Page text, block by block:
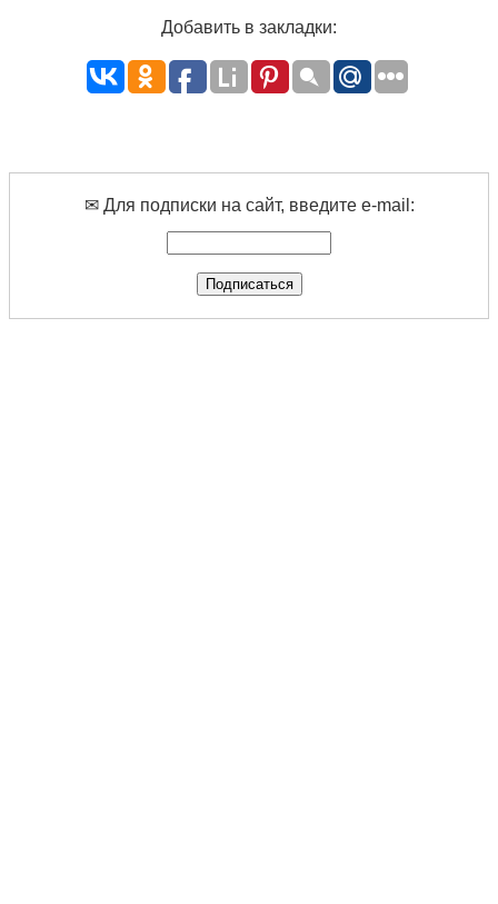
Добавить в закладки:
✉ Для подписки на сайт, введите e-mail: